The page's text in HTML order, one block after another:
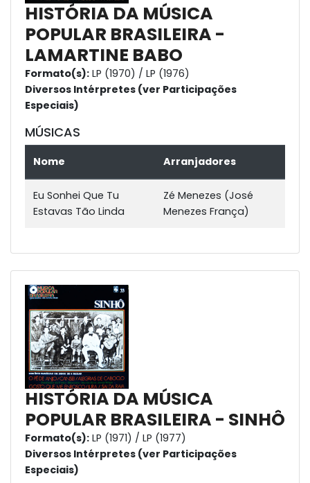
HISTÓRIA DA MÚSICA
POPULAR BRASILEIRA -
LAMARTINE BABO
Formato(s): LP (1970) / LP (1976)
Diversos Intérpretes (ver Participações
Especiais)
MÚSICAS
Nome Arranjadores
Eu Sonhei Que Tu
Estavas Tão Linda
Zé Menezes (José
Menezes França)
HISTÓRIA DA MÚSICA
POPULAR BRASILEIRA - SINHÔ
Formato(s): LP (1971) / LP (1977)
Diversos Intérpretes (ver Participações
Especiais)